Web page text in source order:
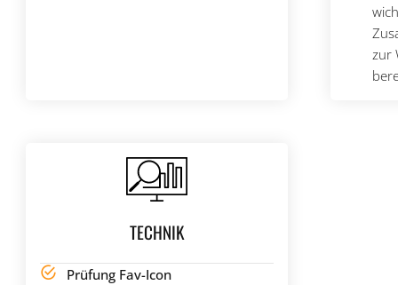
zur
TECHNIK
Prüfung Fav-Icon